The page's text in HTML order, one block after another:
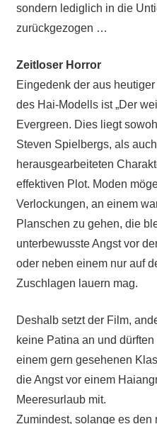
sondern lediglich in die
zurückgezogen …
Zeitloser Horror
Eingedenk der aus
des Hai-Modells ist „Der
Evergreen. Dies liegt
Steven Spielbergs, als
herausgearbeiteten
effektiven Plot. Moden
Verlockungen, an einem
Planschen zu gehen, die
unterbewusste Angst vor
oder neben einem nur auf
Zuschlagen lauern mag.
Deshalb setzt der Film,
keine Patina an und
einem gern gesehenen
die Angst vor einem
Meeresurlaub mit.
Zumindest, solange es